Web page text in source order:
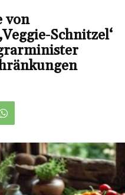
von
Schnitzel‘